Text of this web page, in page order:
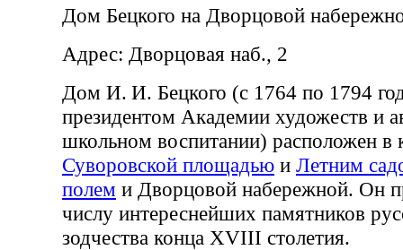
Дом Бецкого на Дворцовой
Адрес: Дворцовая наб., 2
Дом И. И. Бецкого (с 1764 по 1794
президентом Академии художеств и
школьном воспитании) расположен в
Суворовской площадью и Летним
полем и Дворцовой набережной. Он
числу интереснейших памятников
зодчества конца XVIII столетия.